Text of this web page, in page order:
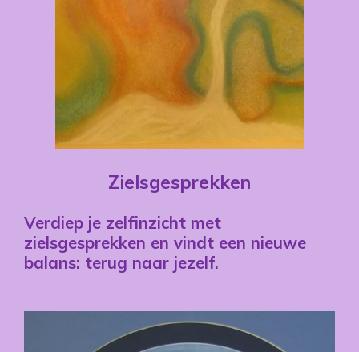
Zielsgesprekken
Verdiep je zelfinzicht met
zielsgesprekken en vindt een nieuwe
balans: terug naar jezelf.